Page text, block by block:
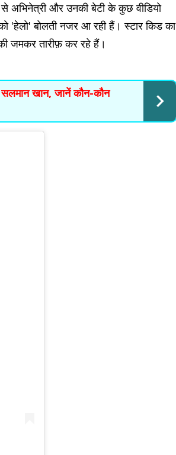
से अभिनेत्री और उनकी बेटी के कुछ वीडियो
'हेलो' बोलती नजर आ रही हैं। स्टार किड का
जमकर तारीफ़ कर रहे हैं।
खान, जानें कौन-कौन